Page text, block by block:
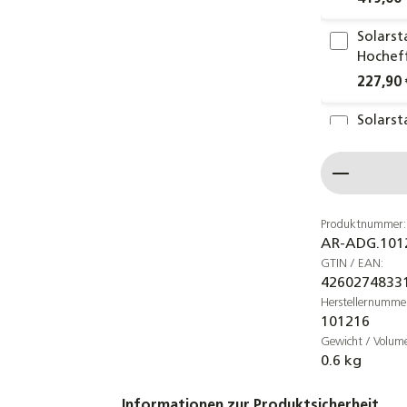
227,90
172,90
Solar
25,90 €
Solar-
25,90 €
Zilmet
Produktnummer:
AR-
GTIN / EAN:
101216
Gewicht /
0.6 kg